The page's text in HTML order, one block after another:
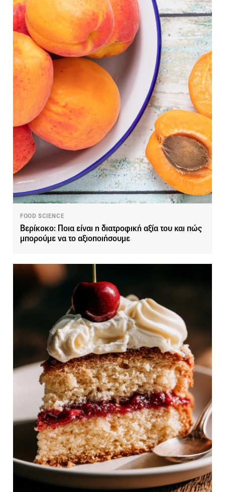
FOOD SCIENCE
Βερίκοκο: Ποια είναι η διατροφική αξία του και πώς
μπορούμε να το αξιοποιήσουμε